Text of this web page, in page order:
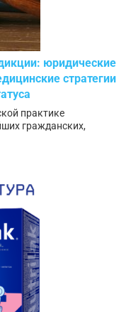
юридические
стратегии
практике
гражданских,